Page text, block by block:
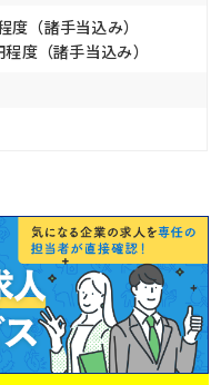
度（諸手当込み）
度（諸手当込み）